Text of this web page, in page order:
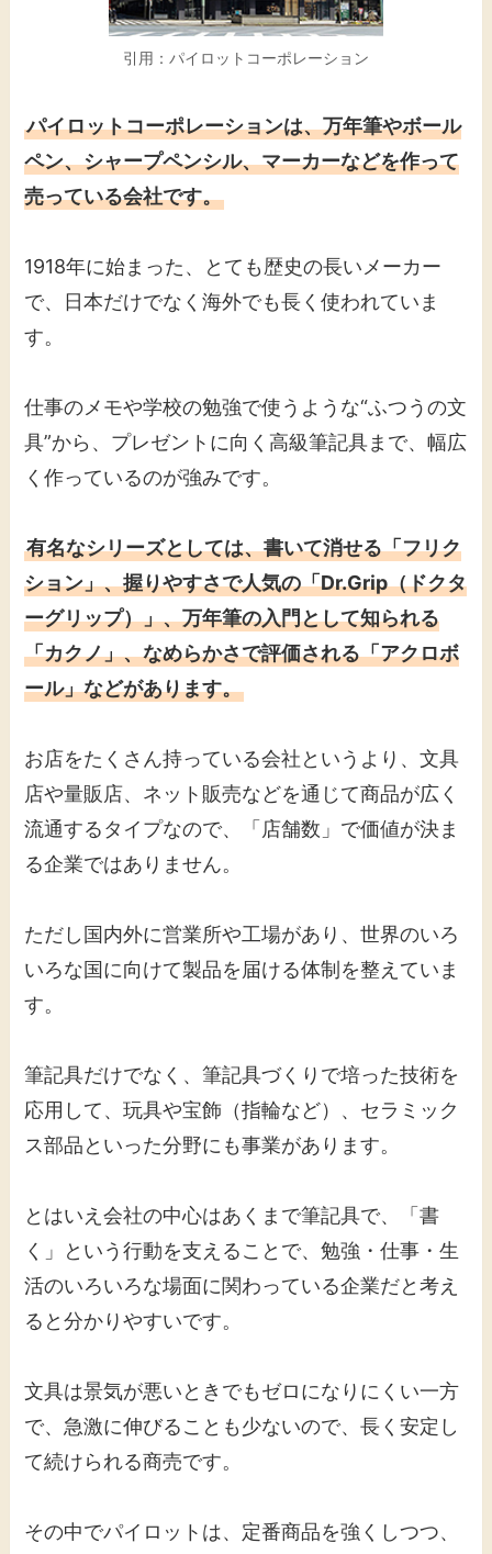
引用：パイロットコーポレーション
パイロットコーポレーションは、万年筆やボール
ペン、シャープペンシル、マーカーなどを作って
売っている会社です。
1918年に始まった、とても歴史の長いメーカー
で、日本だけでなく海外でも長く使われていま
す。
仕事のメモや学校の勉強で使うような“ふつうの文
具”から、プレゼントに向く高級筆記具まで、幅広
く作っているのが強みです。
有名なシリーズとしては、書いて消せる「フリク
ション」、握りやすさで人気の「Dr.Grip（ドクタ
ーグリップ）」、万年筆の入門として知られる
「カクノ」、なめらかさで評価される「アクロボ
ール」などがあります。
お店をたくさん持っている会社というより、文具
店や量販店、ネット販売などを通じて商品が広く
流通するタイプなので、「店舗数」で価値が決ま
る企業ではありません。
ただし国内外に営業所や工場があり、世界のいろ
いろな国に向けて製品を届ける体制を整えていま
す。
筆記具だけでなく、筆記具づくりで培った技術を
応用して、玩具や宝飾（指輪など）、セラミック
ス部品といった分野にも事業があります。
とはいえ会社の中心はあくまで筆記具で、「書
く」という行動を支えることで、勉強・仕事・生
活のいろいろな場面に関わっている企業だと考え
ると分かりやすいです。
文具は景気が悪いときでもゼロになりにくい一方
で、急激に伸びることも少ないので、長く安定し
て続けられる商売です。
その中でパイロットは、定番商品を強くしつつ、